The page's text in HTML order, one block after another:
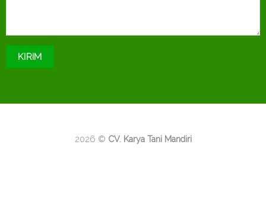
2026 © CV. Karya Tani Mandiri